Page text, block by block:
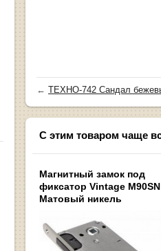
← ТЕХНО-742 Сандал
С этим товаром чаще
Магнитный замок под
фиксатор Vintage M90SN
Матовый никель